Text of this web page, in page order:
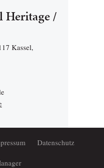
Heritage /
Kassel,
Datenschutz